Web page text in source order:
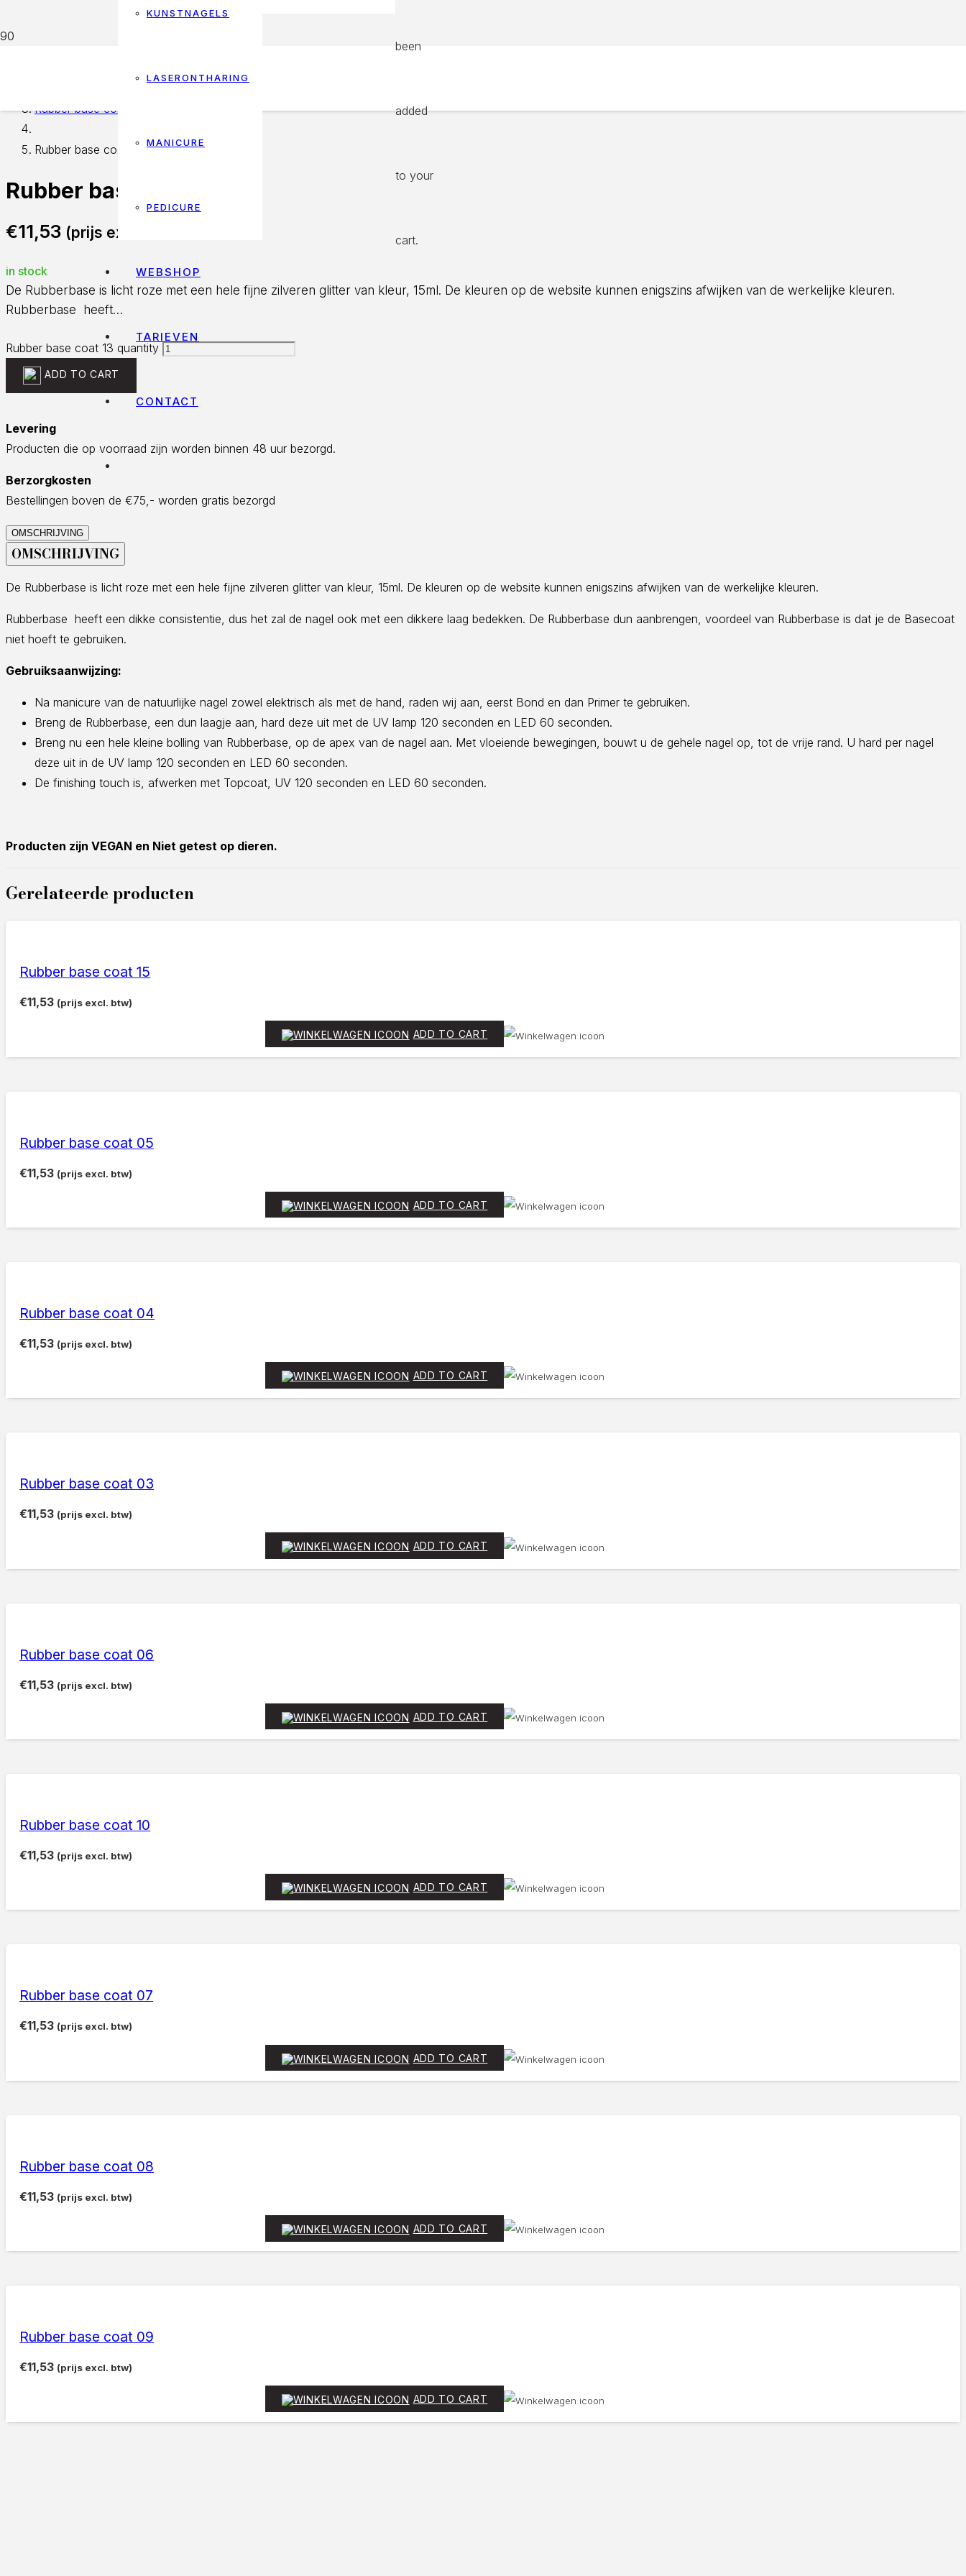
KUNSTNAGELS
LASERONTHARING
MANICURE
PEDICURE
WEBSHOP
TARIEVEN
CONTACT
been
added
to your
cart.
Rubber base coat
Rubber base coat 13
Rubber base coat 13
€11,53 (prijs excl. btw)
in stock
De Rubberbase is licht roze met een hele fijne zilveren glitter van kleur, 15ml. De kleuren op de website kunnen enigszins afwijken van de werkelijke kleuren.
Rubberbase heeft…
Rubber base coat 13 quantity
ADD TO CART
Levering
Producten die op voorraad zijn worden binnen 48 uur bezorgd.
Berzorgkosten
Bestellingen boven de €75,- worden gratis bezorgd
OMSCHRIJVING
OMSCHRIJVING
De Rubberbase is licht roze met een hele fijne zilveren glitter van kleur, 15ml. De kleuren op de website kunnen enigszins afwijken van de werkelijke kleuren.
Rubberbase heeft een dikke consistentie, dus het zal de nagel ook met een dikkere laag bedekken. De Rubberbase dun aanbrengen, voordeel van Rubberbase is dat je de Basecoat
niet hoeft te gebruiken.
Gebruiksaanwijzing:
Na manicure van de natuurlijke nagel zowel elektrisch als met de hand, raden wij aan, eerst Bond en dan Primer te gebruiken.
Breng de Rubberbase, een dun laagje aan, hard deze uit met de UV lamp 120 seconden en LED 60 seconden.
Breng nu een hele kleine bolling van Rubberbase, op de apex van de nagel aan. Met vloeiende bewegingen, bouwt u de gehele nagel op, tot de vrije rand. U hard per nagel
deze uit in de UV lamp 120 seconden en LED 60 seconden.
De finishing touch is, afwerken met Topcoat, UV 120 seconden en LED 60 seconden.
Producten zijn VEGAN en Niet getest op dieren.
Gerelateerde producten
Rubber base coat 15
€11,53 (prijs excl. btw)
ADD TO CART
Rubber base coat 05
€11,53 (prijs excl. btw)
ADD TO CART
Rubber base coat 04
€11,53 (prijs excl. btw)
ADD TO CART
Rubber base coat 03
€11,53 (prijs excl. btw)
ADD TO CART
Rubber base coat 06
€11,53 (prijs excl. btw)
ADD TO CART
Rubber base coat 10
€11,53 (prijs excl. btw)
ADD TO CART
Rubber base coat 07
€11,53 (prijs excl. btw)
ADD TO CART
Rubber base coat 08
€11,53 (prijs excl. btw)
ADD TO CART
Rubber base coat 09
€11,53 (prijs excl. btw)
ADD TO CART